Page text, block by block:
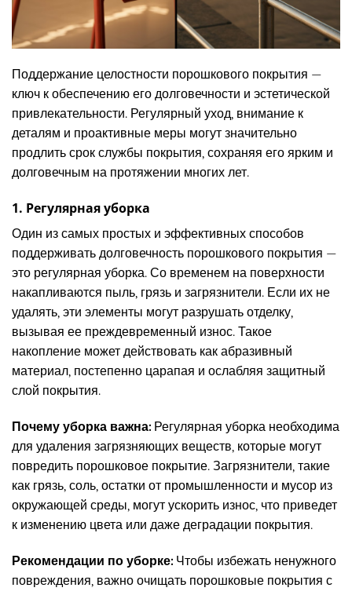
Поддержание целостности порошкового покрытия —
ключ к обеспечению его долговечности и эстетической
привлекательности. Регулярный уход, внимание к
деталям и проактивные меры могут значительно
продлить срок службы покрытия, сохраняя его ярким и
долговечным на протяжении многих лет.
1. Регулярная уборка
Один из самых простых и эффективных способов
поддерживать долговечность порошкового покрытия —
это регулярная уборка. Со временем на поверхности
накапливаются пыль, грязь и загрязнители. Если их не
удалять, эти элементы могут разрушать отделку,
вызывая ее преждевременный износ. Такое
накопление может действовать как абразивный
материал, постепенно царапая и ослабляя защитный
слой покрытия.
Почему уборка важна: Регулярная уборка необходима
для удаления загрязняющих веществ, которые могут
повредить порошковое покрытие. Загрязнители, такие
как грязь, соль, остатки от промышленности и мусор из
окружающей среды, могут ускорить износ, что приведет
к изменению цвета или даже деградации покрытия.
Рекомендации по уборке: Чтобы избежать ненужного
повреждения, важно очищать порошковые покрытия с